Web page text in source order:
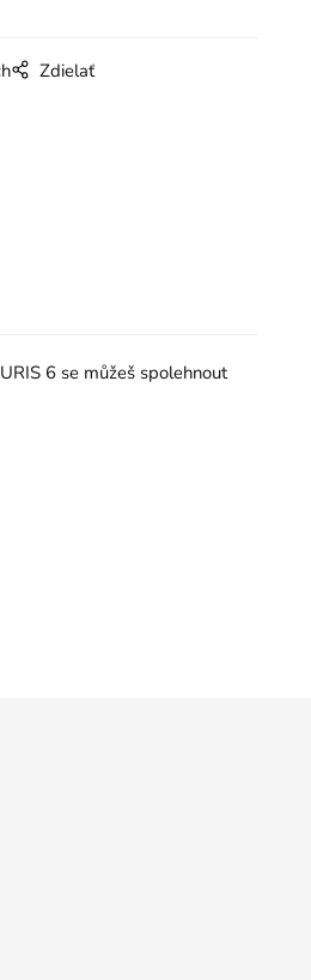
Zdielať
6 se můžeš spolehnout